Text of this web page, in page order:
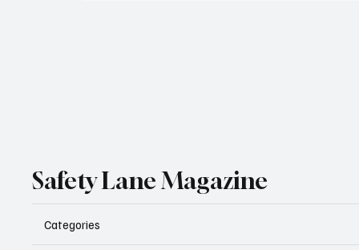
Safety Lane Magazine
Categories